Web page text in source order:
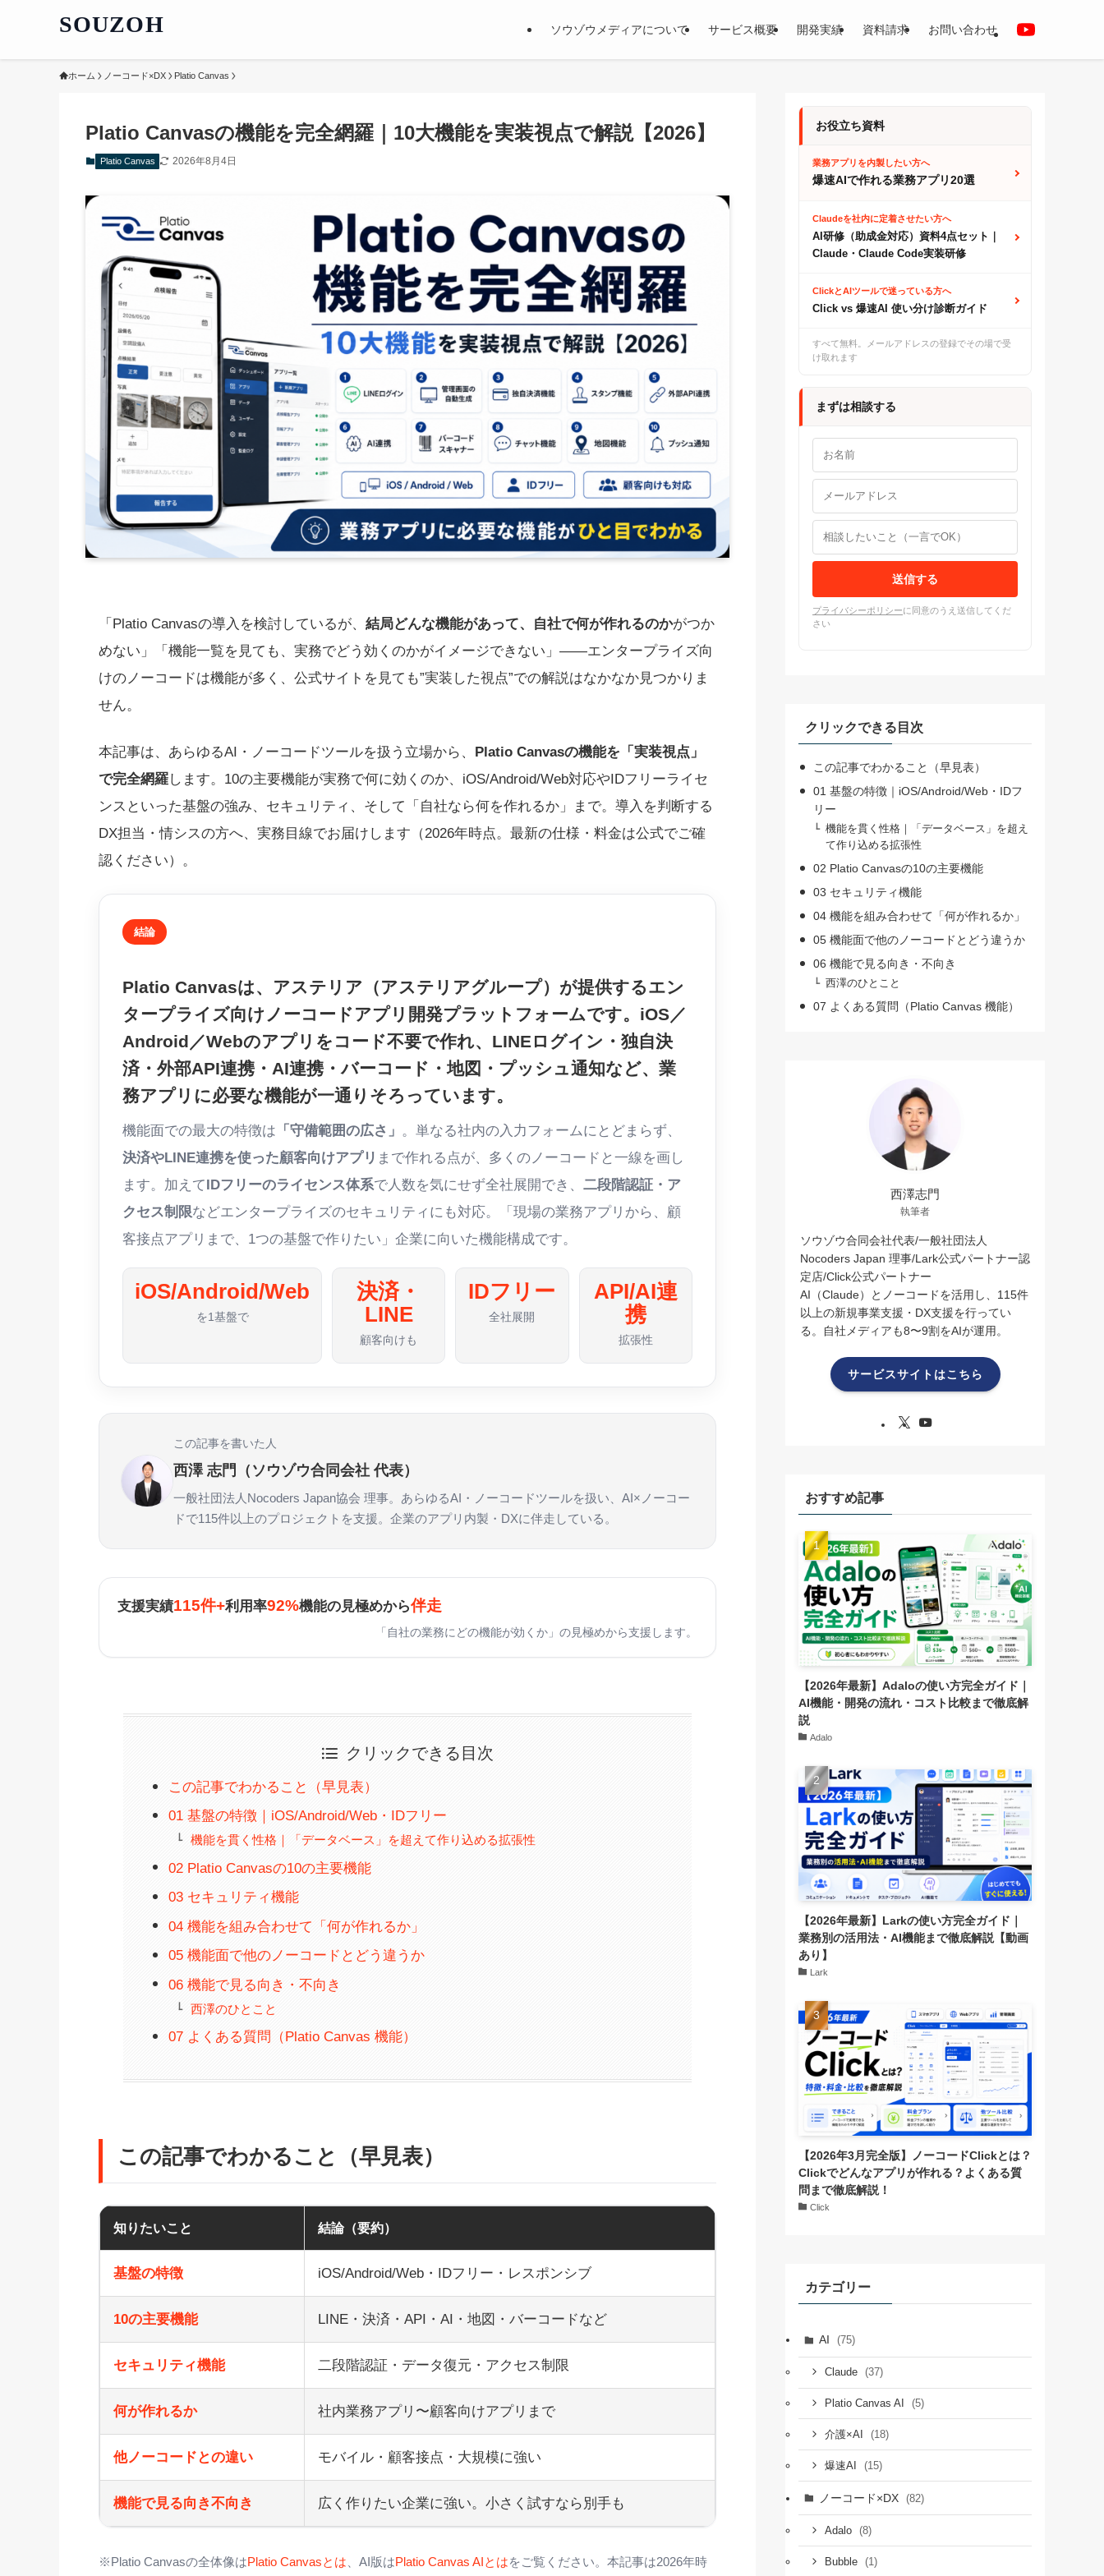
SOUZOH ソウゾウメディアについて サービス概要 開発実績 資料請求 お問い合わせ
ホーム ノーコード×DX Platio Canvas
Platio Canvasの機能を完全網羅｜10大機能を実装視点で解説【2026】
Platio Canvas 2026年8月4日
「Platio Canvasの導入を検討しているが、 結局どんな機能があって、自社で何が作れるのかがつか
めない」「機能一覧を見ても、実務でどう効くのかがイメージできない」——エンタープライズ向
けのノーコードは機能が多く、公式サイトを見ても”実装した視点”での解説はなかなか見つかりま
せん。
本記事は、あらゆるAI・ノーコードツールを扱う立場から、 Platio Canvasの機能を「実装視点」
で完全網羅します。10の主要機能が実務で何に効くのか、iOS/Android/Web対応やIDフリーライセ
ンスといった基盤の強み、セキュリティ、そして「自社なら何を作れるか」まで。導入を判断する
DX担当・情シスの方へ、実務目線でお届けします（2026年時点。最新の仕様・料金は公式でご確
認ください）。
結論
Platio Canvasは、 アステリア（アステリアグループ） が提供するエン
タープライズ向けノーコードアプリ開発プラットフォームです。 iOS／
Android／Webのアプリをコード不要で作れ、 LINEログイン・独自決
済・外部API連携・AI連携・バーコード・地図・プッシュ通知など、業
務アプリに必要な機能が一通りそろっています。
機能面での最大の特徴は 「守備範囲の広さ」 。単なる社内の入力フォームにとどまらず、
決済やLINE連携を使った顧客向けアプリ まで作れる点が、多くのノーコードと一線を画し
ます。加えて IDフリーのライセンス体系で人数を気にせず全社展開でき、 二段階認証・ア
クセス制限などエンタープライズのセキュリティにも対応。「現場の業務アプリから、顧
客接点アプリまで、1つの基盤で作りたい」企業に向いた機能構成です。
iOS/Android/Web
を1基盤で
決済・
LINE
顧客向けも
IDフリー
全社展開
API/AI連
携
拡張性
この記事を書いた人
西澤 志門（ソウゾウ合同会社 代表）
一般社団法人Nocoders Japan協会 理事。あらゆるAI・ノーコードツールを扱い、AI×ノーコー
ドで115件以上のプロジェクトを支援。企業のアプリ内製・DXに伴走している。
支援実績115件+利用率92%機能の見極めから伴走
「自社の業務にどの機能が効くか」の見極めから支援します。
クリックできる目次
この記事でわかること（早見表）
01 基盤の特徴｜iOS/Android/Web・IDフリー
機能を貫く性格｜「データベース」を超えて作り込める拡張性
02 Platio Canvasの10の主要機能
03 セキュリティ機能
04 機能を組み合わせて「何が作れるか」
05 機能面で他のノーコードとどう違うか
06 機能で見る向き・不向き
西澤のひとこと
07 よくある質問（Platio Canvas 機能）
この記事でわかること（早見表）
知りたいこと 結論（要約）
基盤の特徴 iOS/Android/Web・IDフリー・レスポンシブ
10の主要機能 LINE・決済・API・AI・地図・バーコードなど
セキュリティ機能 二段階認証・データ復元・アクセス制限
何が作れるか 社内業務アプリ〜顧客向けアプリまで
他ノーコードとの違い モバイル・顧客接点・大規模に強い
機能で見る向き不向き 広く作りたい企業に強い。小さく試すなら別手も
※Platio Canvasの全体像はPlatio Canvasとは 、AI版はPlatio Canvas AIとはをご覧ください。本記事は2026年時
お役立ち資料
業務アプリを内製したい方へ
爆速AIで作れる業務アプリ20選
Claudeを社内に定着させたい方へ
AI研修（助成金対応）資料4点セット｜
Claude・Claude Code実装研修
ClickとAIツールで迷っている方へ
Click vs 爆速AI 使い分け診断ガイド
すべて無料。メールアドレスの登録でその場で受
け取れます
まずは相談する
送信する
プライバシーポリシーに同意のうえ送信してくだ
さい
クリックできる目次
この記事でわかること（早見表）
01 基盤の特徴｜iOS/Android/Web・IDフ
リー
機能を貫く性格｜「データベース」を超え
て作り込める拡張性
02 Platio Canvasの10の主要機能
03 セキュリティ機能
04 機能を組み合わせて「何が作れるか」
05 機能面で他のノーコードとどう違うか
06 機能で見る向き・不向き
西澤のひとこと
07 よくある質問（Platio Canvas 機能）
西澤志門
執筆者
ソウゾウ合同会社代表/一般社団法人
Nocoders Japan 理事/Lark公式パートナー認
定店/Click公式パートナー
AI（Claude）とノーコードを活用し、115件
以上の新規事業支援・DX支援を行ってい
る。自社メディアも8〜9割をAIが運用。
サービスサイトはこちら
おすすめ記事
【2026年最新】Adaloの使い方完全ガイド｜
AI機能・開発の流れ・コスト比較まで徹底解
説
Adalo
【2026年最新】Larkの使い方完全ガイド｜
業務別の活用法・AI機能まで徹底解説【動画
あり】
Lark
【2026年3月完全版】ノーコードClickとは？
Clickでどんなアプリが作れる？よくある質
問まで徹底解説！
Click
カテゴリー
AI (75)
Claude (37)
Platio Canvas AI (5)
介護×AI (18)
爆速AI (15)
ノーコード×DX (82)
Adalo (8)
Bubble (1)